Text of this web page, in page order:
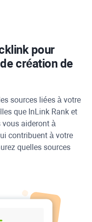
pour
création de
sources liées à votre
que InLink Rank et
vous aideront à
contribuent à votre
quelles sources